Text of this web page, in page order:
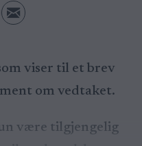
viser til et brev
om vedtaket.
være tilgjengelig